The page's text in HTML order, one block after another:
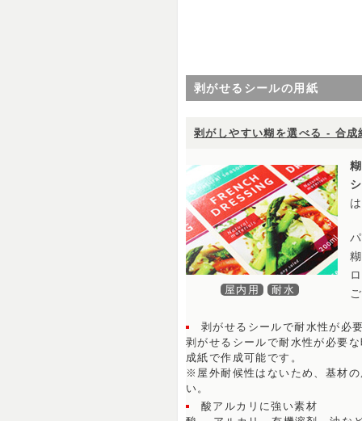
剥がせるシールの用紙
剥がしやすい糊を選べる - 合成
屋内用 耐水
剥がせるシールで耐水性が必
剥がせるシールで耐水性が必要
成紙で作成可能です。
※屋外耐候性はないため、基材
い。
酸アルカリに強い素材